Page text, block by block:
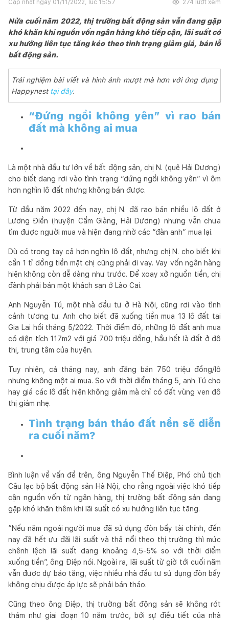
Cập nhật ngày 01/11/2022, lúc 15:57 274 lượt xem
Nửa cuối năm 2022, thị trường bất động sản vẫn đang gặp
khó khăn khi nguồn vốn ngân hàng khó tiếp cận, lãi suất có
xu hướng liên tục tăng kéo theo tình trạng giảm giá, bán lỗ
bất động sản.
Trải nghiệm bài viết và hình ảnh mượt mà hơn với ứng dụng
Happynest tại đây.
“Đứng ngồi không yên” vì rao bán
đất mà không ai mua
Là một nhà đầu tư lớn về bất động sản, chị N. (quê Hải Dương)
cho biết đang rơi vào tình trạng “đứng ngồi không yên” vì ôm
hơn nghìn lô đất nhưng không bán được.
Từ đầu năm 2022 đến nay, chị N. đã rao bán nhiều lô đất ở
Lương Điền (huyện Cẩm Giàng, Hải Dương) nhưng vẫn chưa
tìm được người mua và hiện đang nhờ các “đàn anh” mua lại.
Dù có trong tay cả hơn nghìn lô đất, nhưng chị N. cho biết khi
cần 1 tỉ đồng tiền mặt chị cũng phải đi vay. Vay vốn ngân hàng
hiện không còn dễ dàng như trước. Để xoay xở nguồn tiền, chị
đành phải bán một khách sạn ở Lào Cai.
Anh Nguyễn Tú, một nhà đầu tư ở Hà Nội, cũng rơi vào tình
cảnh tương tự. Anh cho biết đã xuống tiền mua 13 lô đất tại
Gia Lai hồi tháng 5/2022. Thời điểm đó, những lô đất anh mua
có diện tích 117m2 với giá 700 triệu đồng, hầu hết là đất ở đô
thị, trung tâm của huyện.
Tuy nhiên, cả tháng nay, anh đăng bán 750 triệu đồng/lô
nhưng không một ai mua. So với thời điểm tháng 5, anh Tú cho
hay giá các lô đất hiện không giảm mà chỉ có đất vùng ven đô
thị giảm nhẹ.
Tình trạng bán tháo đất nền sẽ diễn
ra cuối năm?
Bình luận về vấn đề trên, ông Nguyễn Thế Điệp, Phó chủ tịch
Câu lạc bộ bất động sản Hà Nội, cho rằng ngoài việc khó tiếp
cận nguồn vốn từ ngân hàng, thị trường bất động sản đang
gặp khó khăn thêm khi lãi suất có xu hướng liên tục tăng.
“Nếu năm ngoái người mua đã sử dụng đòn bẩy tài chính, đến
nay đã hết ưu đãi lãi suất và thả nổi theo thị trường thì mức
chênh lệch lãi suất đang khoảng 4,5-5% so với thời điểm
xuống tiền”, ông Điệp nói. Ngoài ra, lãi suất từ giờ tới cuối năm
vẫn được dự báo tăng, việc nhiều nhà đầu tư sử dụng đòn bẩy
không chịu được áp lực sẽ phải bán tháo.
Cũng theo ông Điệp, thị trường bất động sản sẽ không rớt
thảm như giai đoạn 10 năm trước, bởi sự điều tiết của nhà